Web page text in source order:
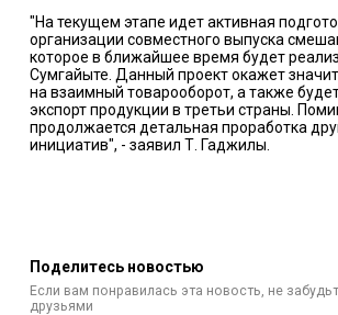
"На текущем этапе идет активная
организации совместного выпуска
которое в ближайшее время будет
Сумгайыте. Данный проект окажет
на взаимный товарооборот, а также
экспорт продукции в третьи страны.
продолжается детальная проработка
инициатив", - заявил Т. Гаджилы.
Поделитесь новостью
Если вам понравилась эта новость, не
друзьями